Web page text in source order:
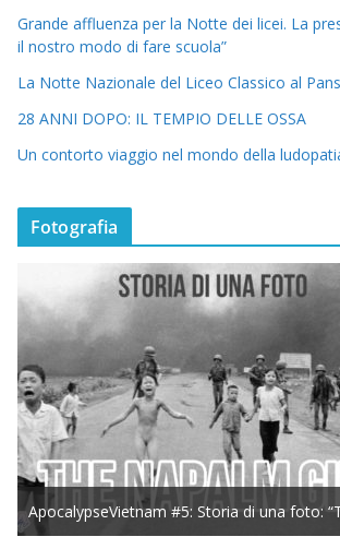
Grande affluenza per la Notte dei licei. La
il nostro modo di fare scuola”
La Notte Nazionale del Liceo Classico al
28 ANNI DOPO: IL TEMPIO DELLE OSSA
Un contorto viaggio nel mondo della
Fotografia
ApocalypseVietnam #5: Storia di una foto: